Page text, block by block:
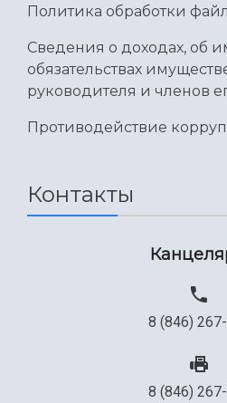
Политика обработки
Сведения о доходах, об
обязательствах
руководителя и членов
Противодействие
Контакты
8 (846)
8 (846)